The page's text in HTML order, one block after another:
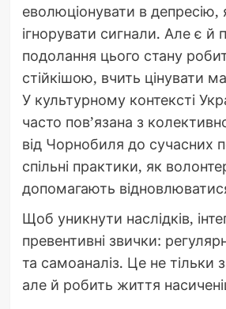
еволюціонувати в
ігнорувати сигнали. Але є й
подолання цього стану
стійкішою, вчить цінувати
У культурному контексті
часто пов’язана з
від Чорнобиля до сучасних
спільні практики, як
допомагають
Щоб уникнути наслідків,
превентивні звички:
та самоаналіз. Це не тільки
але й робить життя